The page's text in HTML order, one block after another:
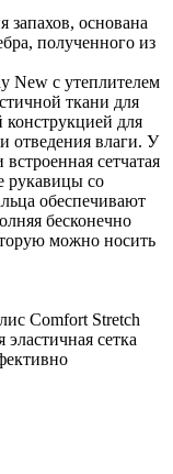
New с утеплителем
ткани для
для
отведения влаги. У
сетчатая
рукавицы со
обеспечивают
бесконечно
можно носить
Comfort Stretch
сетка